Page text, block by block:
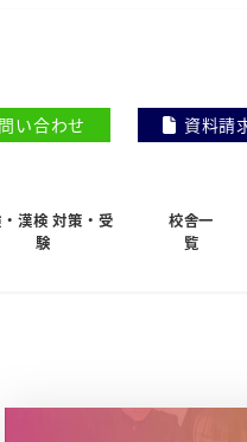
い合わせ 資料請
漢検 対策・受
験
校舎一
覧